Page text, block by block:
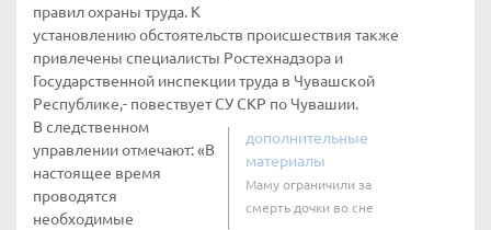
правил охраны труда. К
установлению обстоятельств происшествия также
привлечены специалисты Ростехнадзора и
Государственной инспекции труда в Чувашской
Республике,- повествует СУ СКР по Чувашии.
дополнительные
материалы
Маму ограничили за
смерть дочки во сне
В следственном
управлении отмечают: «В
настоящее время
проводятся
необходимые